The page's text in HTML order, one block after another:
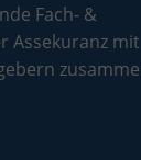
Fach- &
Assekuranz mit